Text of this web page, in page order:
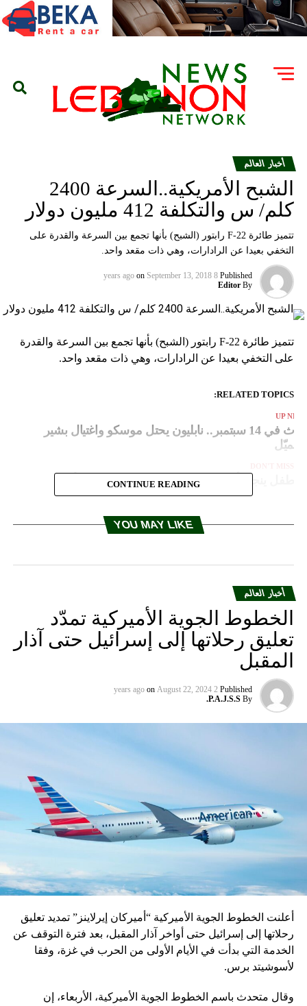
أخبار العالم
الشبح الأمريكية..السرعة 2400
كلم/ س والتكلفة 412 مليون دولار
تتميز طائرة F-22 رابتور (الشبح) بأنها تجمع بين السرعة والقدرة على
التخفي بعيدا عن الرادارات، وهي ذات مقعد واحد.
Published
8 years ago
on September 13, 2018
By
Editor
تتميز طائرة F-22 رابتور (الشبح) بأنها تجمع بين السرعة والقدرة
على التخفي بعيدا عن الرادارات، وهي ذات مقعد واحد.
RELATED TOPICS:
UP
حدث في 14 سبتمبر.. نابليون يحتل موسكو واغتيال بشير
طفل ينجو بأعجوبة بعدما اخترق سيخ حديدي رأسه
CONTINUE READING
YOU MAY LIKE
أخبار العالم
الخطوط الجوية الأميركية تمدّد
تعليق رحلاتها إلى إسرائيل حتى آذار
المقبل
Published
2 years ago
on August 22, 2024
By
P.A.J.S.S.
أعلنت الخطوط الجوية الأميركية “أميركان إيرلاينز” تمديد تعليق
رحلاتها إلى إسرائيل حتى أواخر آذار المقبل، بعد فترة التوقف عن
الخدمة التي بدأت في الأيام الأولى من الحرب في غزة، وفقا
لأسوشيتد برس.
وقال متحدث باسم الخطوط الجوية الأميركية، الأربعاء، إن